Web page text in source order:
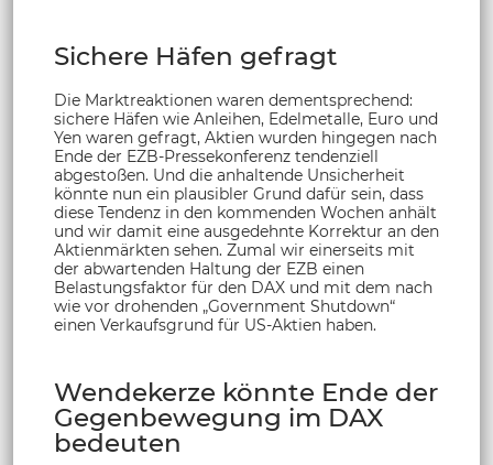
Sichere Häfen gefragt
Die Marktreaktionen waren dementsprechend:
sichere Häfen wie Anleihen, Edelmetalle, Euro und
Yen waren gefragt, Aktien wurden hingegen nach
Ende der EZB-Pressekonferenz tendenziell
abgestoßen. Und die anhaltende Unsicherheit
könnte nun ein plausibler Grund dafür sein, dass
diese Tendenz in den kommenden Wochen anhält
und wir damit eine ausgedehnte Korrektur an den
Aktienmärkten sehen. Zumal wir einerseits mit
der abwartenden Haltung der EZB einen
Belastungsfaktor für den DAX und mit dem nach
wie vor drohenden „Government Shutdown“
einen Verkaufsgrund für US-Aktien haben.
Wendekerze könnte Ende der
Gegenbewegung im DAX
bedeuten